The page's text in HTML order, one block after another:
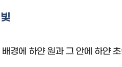
경에 하얀 원과 그 안에 하얀